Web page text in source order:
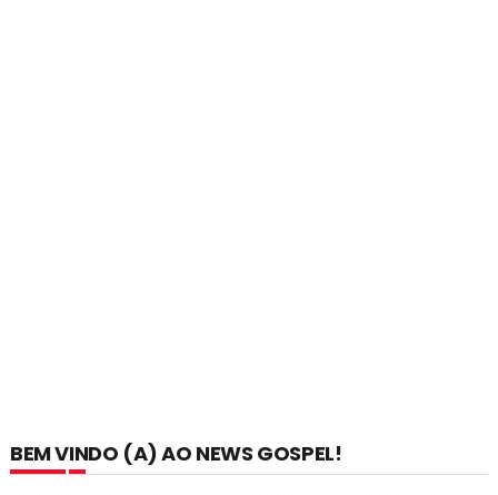
BEM VINDO (A) AO NEWS GOSPEL!